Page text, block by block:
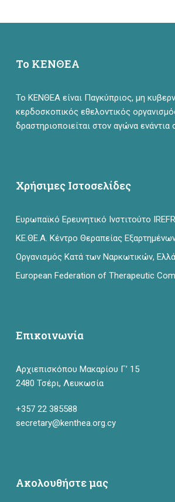
Το ΚΕΝΘΕΑ
Το ΚΕΝΘΕΑ είναι Παγκύπριος, μη
κερδοσκοπικός εθελοντικός
δραστηριοποιείται στον αγώνα ενάντια
Χρήσιμες Ιστοσελίδες
Ευρωπαϊκό Ερευνητικό Ινστιτούτο
ΚΕ.ΘΕ.Α. Κέντρο Θεραπείας
Οργανισμός Κατά των Ναρκωτικών,
European Federation of Therapeutic
Επικοινωνία
Αρχιεπισκόπου Μακαρίου Γ’ 15
2480 Τσέρι, Λευκωσία
+357 22 385588
secretary@kenthea.org.cy
Ακολουθήστε μας